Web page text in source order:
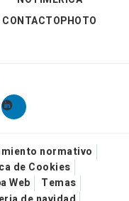
CONTACTOPHOTO
normativo
de Cookies
Web
Temas